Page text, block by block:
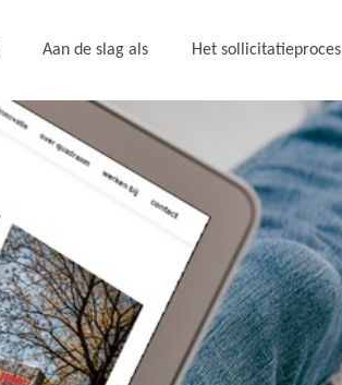
Aan de slag als Het sollicitatieproces